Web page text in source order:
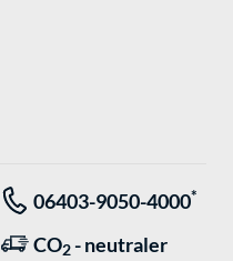
06403-9050-4000*
CO2 - neutraler